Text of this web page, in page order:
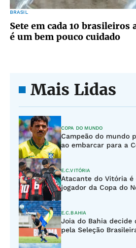
BRASIL
Sete em cada 10 brasileiros
é um bem pouco cuidado
Mais Lidas
COPA DO MUNDO
Campeão do mundo
ao embarcar para a
E.C.VITÓRIA
Atacante do Vitória
jogador da Copa do
E.C.BAHIA
Joia do Bahia decide
pela Seleção